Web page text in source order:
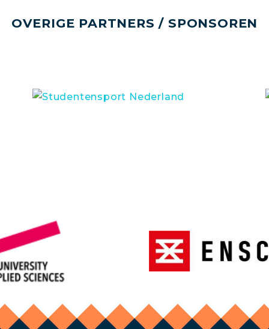
OVERIGE PARTNERS / SPONSOREN